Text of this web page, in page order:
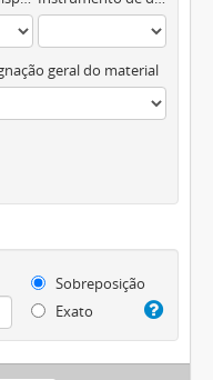
geral do material
Sobreposição
Exato